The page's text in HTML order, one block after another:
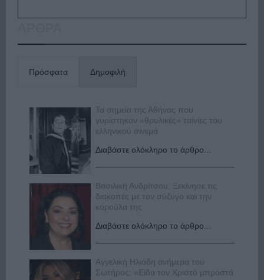
Πρόσφατα Δημοφιλή
Τα σημεία της Αθήνας που
γυρίστηκαν «θρυλικές» ταινίες του
ελληνικού σινεμά
Διαβάστε ολόκληρο το άρθρο...
Βασιλική Ανδρίτσου: Ξεκίνησε τις
διακοπές με τον σύζυγο και την
κορούλα της
Διαβάστε ολόκληρο το άρθρο...
Αγγελική Ηλιάδη ανήμερα του
Σωτήρος: «Είδα τον Χριστό μπροστά